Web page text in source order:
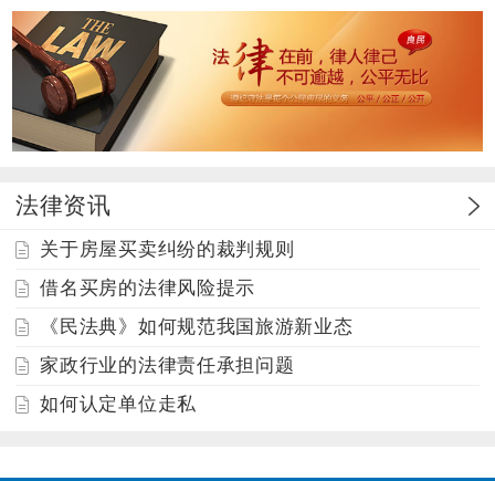
法律资讯
关于房屋买卖纠纷的裁判规则
借名买房的法律风险提示
《民法典》如何规范我国旅游新业态
家政行业的法律责任承担问题
如何认定单位走私